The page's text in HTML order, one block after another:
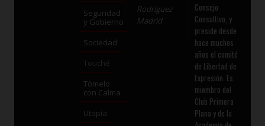
Seguridad
y Gobierno
Sociedad
Touché
Tómelo
con Calma
Utopía
Rodríguez
Madrid
Consejo
Consultivo, y
preside desde
hace muchos
años el comité
de Libertad de
Expresión. Es
miembro del
Club Primera
Plana y de la